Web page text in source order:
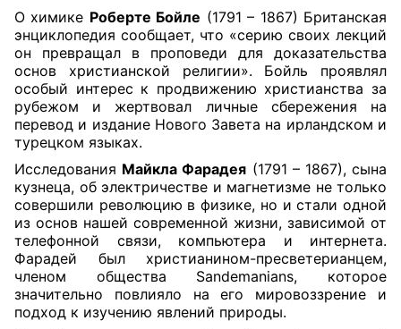
О химике Роберте Бойле (1791 – 1867) Британская
энциклопедия сообщает, что «серию своих лекций
он превращал в проповеди для доказательства
основ христианской религии». Бойль проявлял
особый интерес к продвижению христианства за
рубежом и жертвовал личные сбережения на
перевод и издание Нового Завета на ирландском и
турецком языках.
Исследования Майкла Фарадея (1791 – 1867), сына
кузнеца, об электричестве и магнетизме не только
совершили революцию в физике, но и стали одной
из основ нашей современной жизни, зависимой от
телефонной связи, компьютера и интернета.
Фарадей был христианином-пресветерианцем,
членом общества Sandemanians, которое
значительно повлияло на его мировоззрение и
подход к изучению явлений природы.